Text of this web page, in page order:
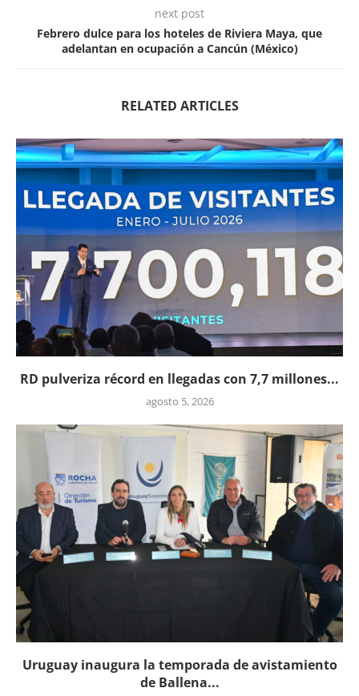
next post
Febrero dulce para los hoteles de Riviera Maya, que
adelantan en ocupación a Cancún (México)
RELATED ARTICLES
RD pulveriza récord en llegadas con 7,7 millones...
agosto 5, 2026
Uruguay inaugura la temporada de avistamiento
de Ballena...